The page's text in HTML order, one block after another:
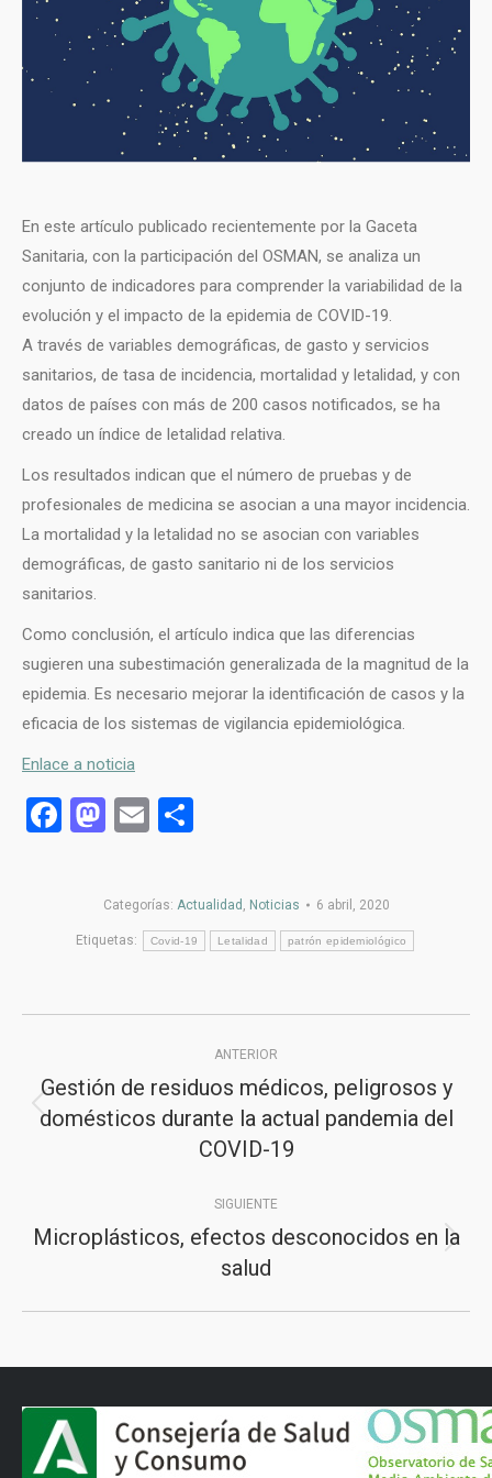
En este artículo publicado recientemente por la Gaceta
Sanitaria, con la participación del OSMAN, se analiza un
conjunto de indicadores para comprender la variabilidad de la
evolución y el impacto de la epidemia de COVID-19.
A través de variables demográficas, de gasto y servicios
sanitarios, de tasa de incidencia, mortalidad y letalidad, y con
datos de países con más de 200 casos notificados, se ha
creado un índice de letalidad relativa.
Los resultados indican que el número de pruebas y de
profesionales de medicina se asocian a una mayor incidencia.
La mortalidad y la letalidad no se asocian con variables
demográficas, de gasto sanitario ni de los servicios
sanitarios.
Como conclusión, el artículo indica que las diferencias
sugieren una subestimación generalizada de la magnitud de la
epidemia. Es necesario mejorar la identificación de casos y la
eficacia de los sistemas de vigilancia epidemiológica.
Enlace a noticia
Facebook
Mastodon
Email
Categorías: Actualidad , Noticias 6 abril, 2020
Etiquetas: Covid-19 Letalidad patrón epidemiológico
entre
publicaciones
ANTERIOR
Publicación
anterior:
Gestión de residuos médicos, peligrosos y
domésticos durante la actual pandemia del
COVID-19
SIGUIENTE
Publicación
siguiente:
Microplásticos, efectos desconocidos en la
salud